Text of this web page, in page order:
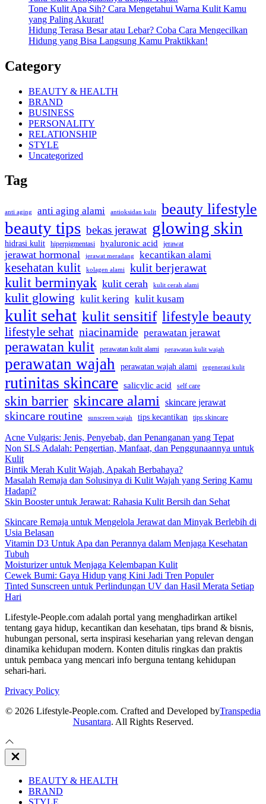
Tone Kulit Apa Sih? Cara Mengetahui Warna Kulit Kamu
yang Paling Akurat!
Hidung Terasa Besar atau Lebar? Coba Cara Mengecilkan
Hidung yang Bisa Langsung Kamu Praktikkan!
Category
BEAUTY & HEALTH
BRAND
BUSINESS
PERSONALITY
RELATIONSHIP
STYLE
Uncategorized
Tag
anti aging anti aging alami antioksidan kulit beauty lifestyle
beauty tips bekas jerawat glowing skin
hidrasi kulit hiperpigmentasi hyaluronic acid jerawat
jerawat hormonal jerawat meradang kecantikan alami
kesehatan kulit kolagen alami kulit berjerawat
kulit berminyak kulit cerah kulit cerah alami
kulit glowing kulit kering kulit kusam
kulit sehat kulit sensitif lifestyle beauty
lifestyle sehat niacinamide perawatan jerawat
perawatan kulit perawatan kulit alami perawatan kulit wajah
perawatan wajah perawatan wajah alami regenerasi kulit
rutinitas skincare salicylic acid self care
skin barrier skincare alami skincare jerawat
skincare routine sunscreen wajah tips kecantikan tips skincare
Acne Vulgaris: Jenis, Penyebab, dan Penanganan yang Tepat
Non SLS Adalah: Pengertian, Manfaat, dan Penggunaannya untuk
Kulit
Bintik Merah Kulit Wajah, Apakah Berbahaya?
Masalah Remaja dan Solusinya di Kulit Wajah yang Sering Kamu
Hadapi?
Skin Booster untuk Jerawat: Rahasia Kulit Bersih dan Sehat
Skincare Remaja untuk Mengelola Jerawat dan Minyak Berlebih di
Usia Belasan
Vitamin D3 Untuk Apa dan Perannya dalam Menjaga Kesehatan
Tubuh
Moisturizer untuk Menjaga Kelembapan Kulit
Cewek Bumi: Gaya Hidup yang Kini Jadi Tren Populer
Tinted Sunscreen untuk Perlindungan UV dan Hasil Merata Setiap
Hari
Lifestyle-People.com adalah portal yang menghadirkan artikel
tentang gaya hidup, kecantikan dan kesehatan, tips brand & bisnis,
hubungan personal, serta inspirasi keseharian yang relevan dengan
dinamika kehidupan modern. Konten ditulis ringkas dan praktis
untuk pembaca yang mencari info berguna tentang kehidupan
sehari-hari.
Privacy Policy
© 2026 Lifestyle-People.com. Crafted and Developed byTranspedia
Nusantara. All Rights Reserved.
Close
Off
BEAUTY & HEALTH
BRAND